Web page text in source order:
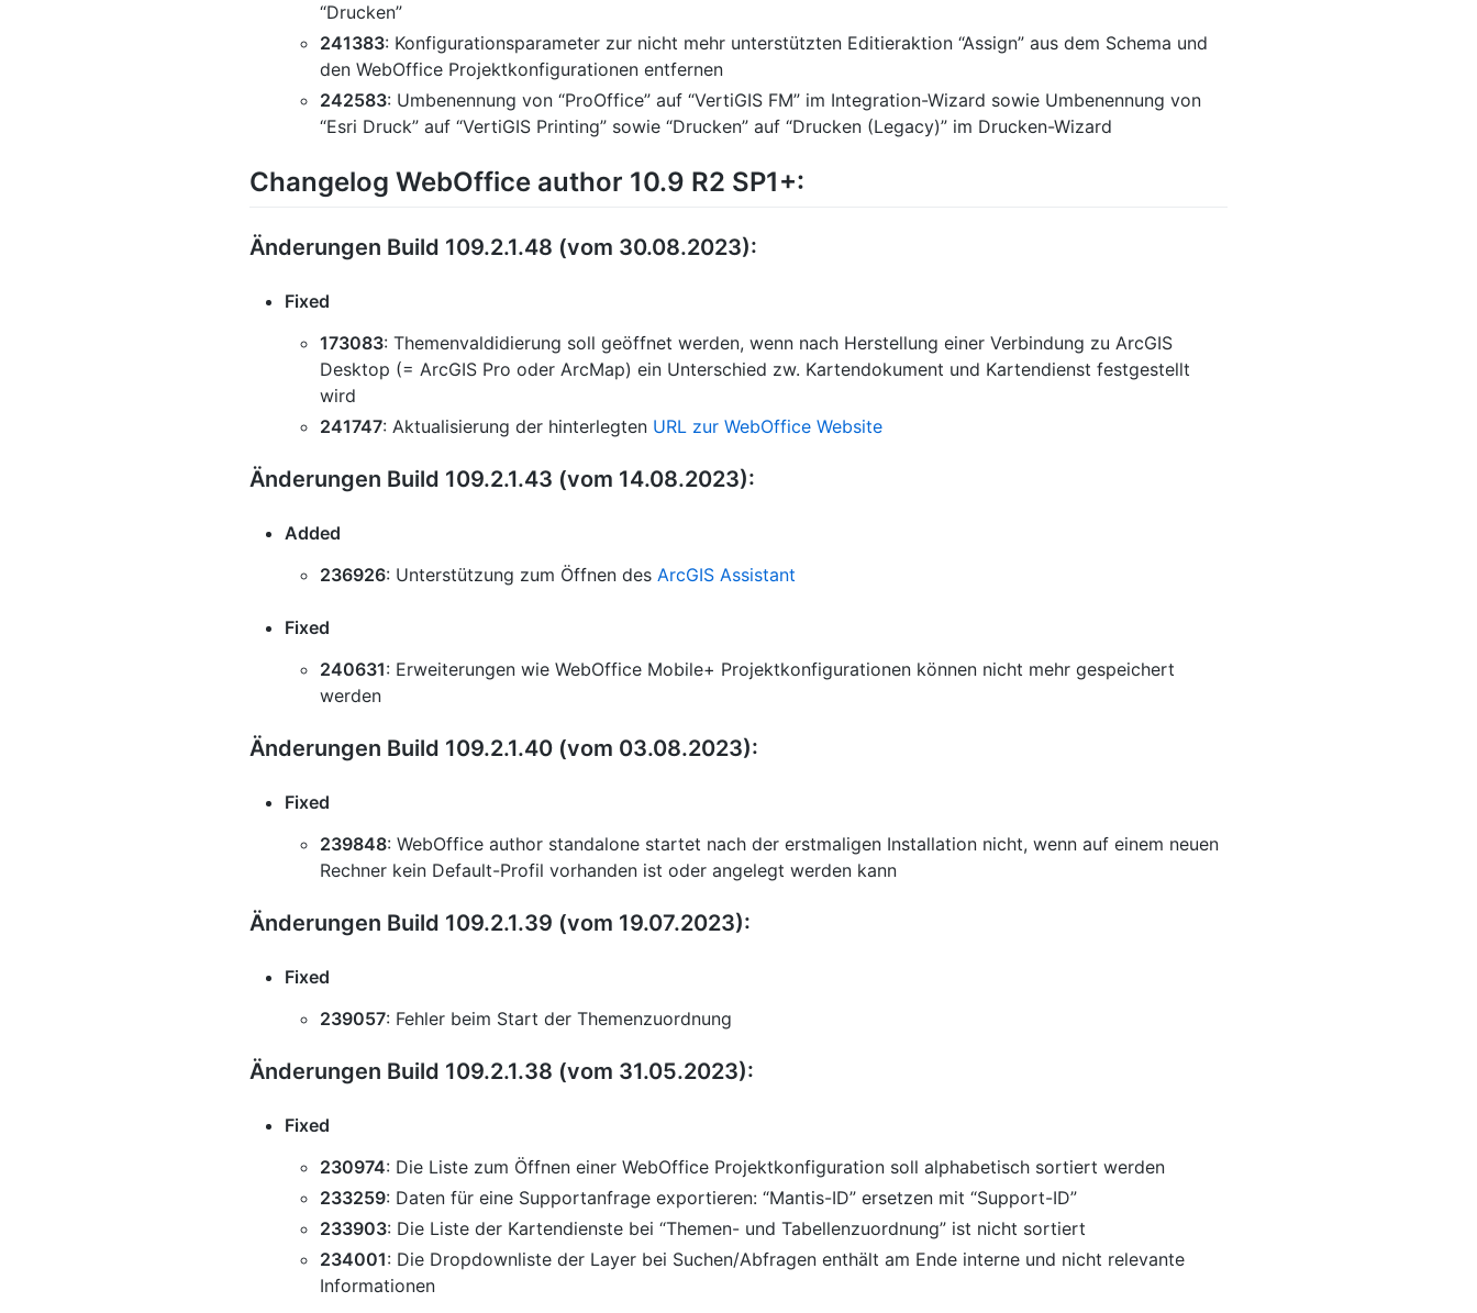
“Drucken”
241383: Konfigurationsparameter zur nicht mehr unterstützten Editieraktion “Assign” aus dem Schema und
den WebOffice Projektkonfigurationen entfernen
242583: Umbenennung von “ProOffice” auf “VertiGIS FM” im Integration-Wizard sowie Umbenennung von
“Esri Druck” auf “VertiGIS Printing” sowie “Drucken” auf “Drucken (Legacy)” im Drucken-Wizard
Changelog WebOffice author 10.9 R2 SP1+:
Änderungen Build 109.2.1.48 (vom 30.08.2023):
Fixed
173083: Themenvaldidierung soll geöffnet werden, wenn nach Herstellung einer Verbindung zu ArcGIS
Desktop (= ArcGIS Pro oder ArcMap) ein Unterschied zw. Kartendokument und Kartendienst festgestellt
wird
241747: Aktualisierung der hinterlegten URL zur WebOffice Website
Änderungen Build 109.2.1.43 (vom 14.08.2023):
Added
236926: Unterstützung zum Öffnen des ArcGIS Assistant
Fixed
240631: Erweiterungen wie WebOffice Mobile+ Projektkonfigurationen können nicht mehr gespeichert
werden
Änderungen Build 109.2.1.40 (vom 03.08.2023):
Fixed
239848: WebOffice author standalone startet nach der erstmaligen Installation nicht, wenn auf einem neuen
Rechner kein Default-Profil vorhanden ist oder angelegt werden kann
Änderungen Build 109.2.1.39 (vom 19.07.2023):
Fixed
239057: Fehler beim Start der Themenzuordnung
Änderungen Build 109.2.1.38 (vom 31.05.2023):
Fixed
230974: Die Liste zum Öffnen einer WebOffice Projektkonfiguration soll alphabetisch sortiert werden
233259: Daten für eine Supportanfrage exportieren: “Mantis-ID” ersetzen mit “Support-ID”
233903: Die Liste der Kartendienste bei “Themen- und Tabellenzuordnung” ist nicht sortiert
234001: Die Dropdownliste der Layer bei Suchen/Abfragen enthält am Ende interne und nicht relevante
Informationen